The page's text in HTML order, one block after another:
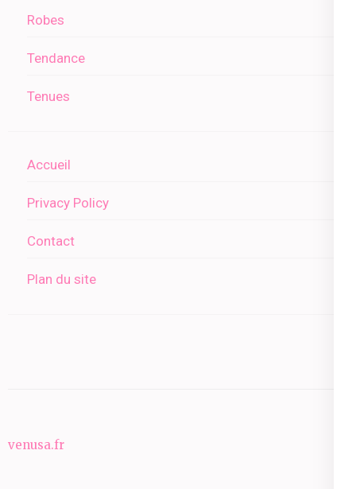
Robes
Tendance
Tenues
Accueil
Privacy Policy
Contact
Plan du site
venusa.fr